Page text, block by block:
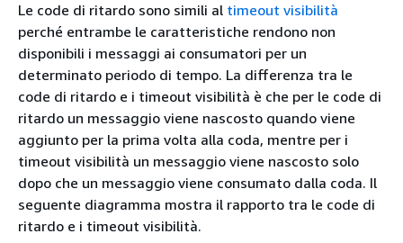
Le code di ritardo sono simili al timeout visibilità
perché entrambe le caratteristiche rendono non
disponibili i messaggi ai consumatori per un
determinato periodo di tempo. La differenza tra le
code di ritardo e i timeout visibilità è che per le code di
ritardo un messaggio viene nascosto quando viene
aggiunto per la prima volta alla coda, mentre per i
timeout visibilità un messaggio viene nascosto solo
dopo che un messaggio viene consumato dalla coda. Il
seguente diagramma mostra il rapporto tra le code di
ritardo e i timeout visibilità.